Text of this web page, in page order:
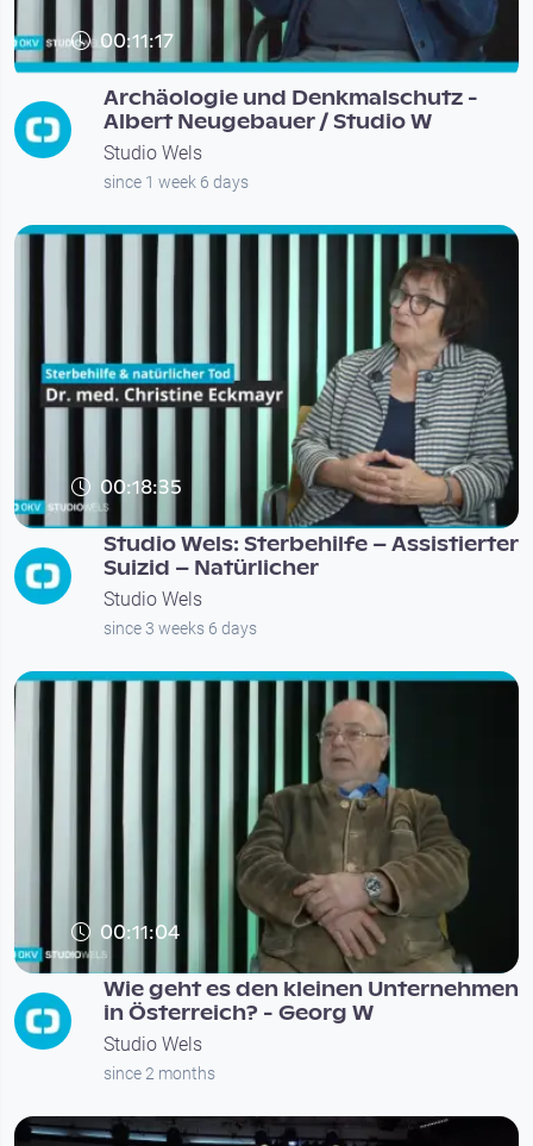
00:11:17
Archäologie und Denkmalschutz -
Albert Neugebauer / Studio W
Studio Wels
since 1 week 6 days
00:18:35
Studio Wels: Sterbehilfe – Assistierter
Suizid – Natürlicher
Studio Wels
since 3 weeks 6 days
00:11:04
Wie geht es den kleinen Unternehmen
in Österreich? - Georg W
Studio Wels
since 2 months